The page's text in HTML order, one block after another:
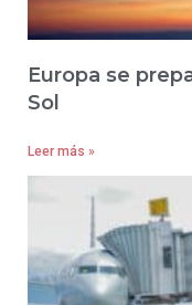
Europa se
Sol
Leer más »